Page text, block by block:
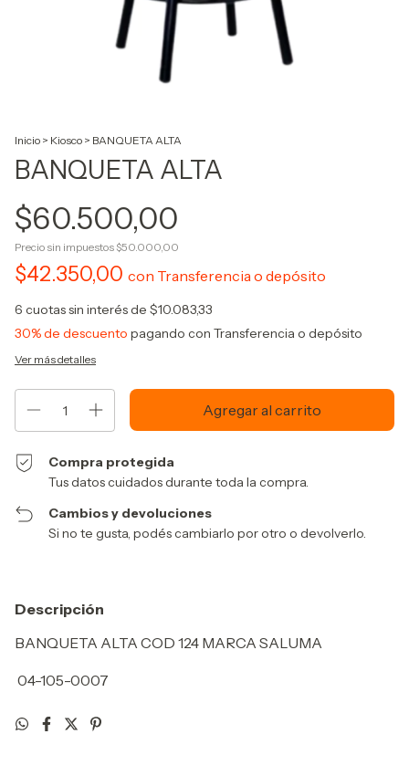
Inicio > Kiosco > BANQUETA ALTA
BANQUETA ALTA
$60.500,00
Precio sin impuestos $50.000,00
$42.350,00 con Transferencia o depósito
6 cuotas sin interés de $10.083,33
30% de descuento pagando con Transferencia o depósito
Ver más detalles
Compra protegida
Tus datos cuidados durante toda la compra.
Cambios y devoluciones
Si no te gusta, podés cambiarlo por otro o devolverlo.
Descripción
BANQUETA ALTA COD 124 MARCA SALUMA
04-105-0007